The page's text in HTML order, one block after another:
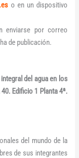
o en un dispositivo
enviarse por correo
de publicación.
del agua en los
Edificio 1 Planta 4ª.
del mundo de la
de sus integrantes